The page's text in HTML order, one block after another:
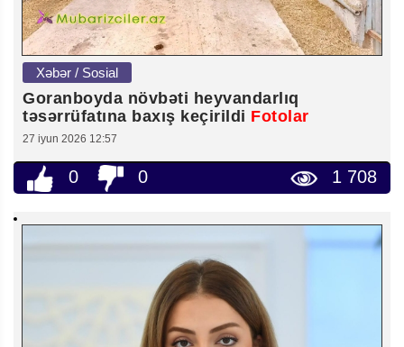
Xəbər / Sosial
Goranboyda növbəti heyvandarlıq
təsərrüfatına baxış keçirildi Fotolar
27 iyun 2026 12:57
0 0 1 708